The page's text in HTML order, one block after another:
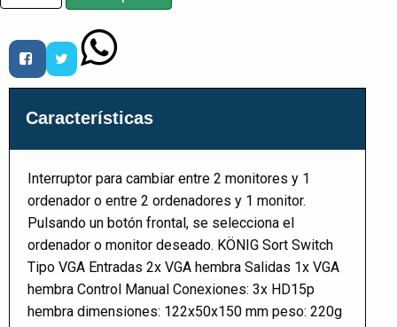
Características
Interruptor para cambiar entre 2 monitores y 1
ordenador o entre 2 ordenadores y 1 monitor.
Pulsando un botón frontal, se selecciona el
ordenador o monitor deseado. KÖNIG Sort Switch
Tipo VGA Entradas 2x VGA hembra Salidas 1x VGA
hembra Control Manual Conexiones: 3x HD15p
hembra dimensiones: 122x50x150 mm peso: 220g